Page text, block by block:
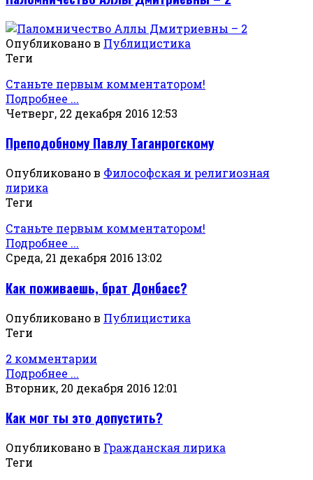
Опубликовано в Публицистика
Теги
Станьте первым комментатором!
Подробнее ...
Четверг, 22 декабря 2016 12:53
Преподобному Павлу Таганрогскому
Опубликовано в Философская и религиозная
лирика
Теги
Станьте первым комментатором!
Подробнее ...
Среда, 21 декабря 2016 13:02
Как поживаешь, брат Донбасс?
Опубликовано в Публицистика
Теги
2 комментарии
Подробнее ...
Вторник, 20 декабря 2016 12:01
Как мог ты это допустить?
Опубликовано в Гражданская лирика
Теги